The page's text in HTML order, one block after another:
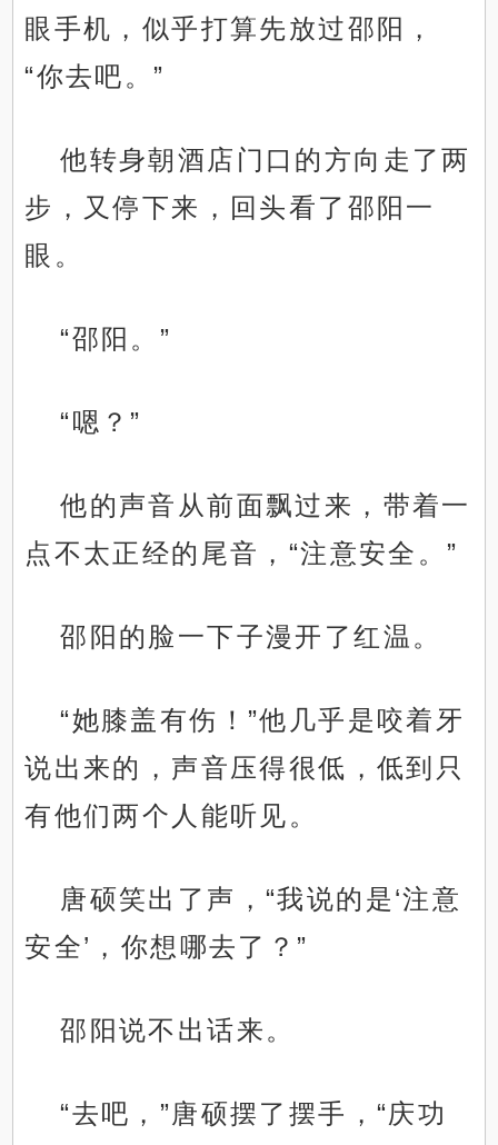
眼手机，似乎打算先放过邵阳，
“你去吧。”
他转身朝酒店门口的方向走了两
步，又停下来，回头看了邵阳一
眼。
“邵阳。”
“嗯？”
他的声音从前面飘过来，带着一
点不太正经的尾音，“注意安全。”
邵阳的脸一下子漫开了红温。
“她膝盖有伤！”他几乎是咬着牙
说出来的，声音压得很低，低到只
有他们两个人能听见。
唐硕笑出了声，“我说的是‘注意
安全’，你想哪去了？”
邵阳说不出话来。
“去吧，”唐硕摆了摆手，“庆功